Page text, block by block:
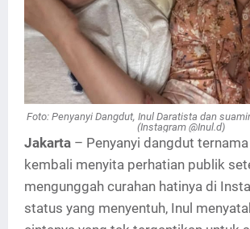
Foto: Penyanyi Dangdut, Inul Daratista dan
(Instagram @Inul.d)
Jakarta – Penyanyi dangdut
kembali menyita perhatian publik
mengunggah curahan hatinya di
status yang menyentuh, Inul